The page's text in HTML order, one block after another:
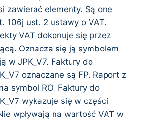
zawierać elementy. Są one
106j ust. 2 ustawy o VAT.
VAT dokonuje się przez
Oznacza się ją symbolem
w JPK_V7. Faktury do
oznaczane są FP. Raport z
symbol RO. Faktury do
wykazuje się w części
wpływają na wartość VAT w